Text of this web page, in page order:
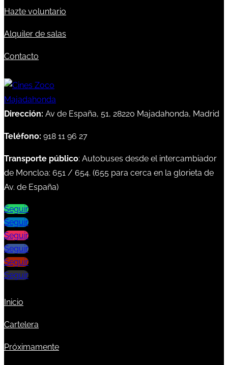
Hazte voluntario
Alquiler de salas
Contacto
Dirección: Av de España, 51, 28220 Majadahonda, Madrid
Teléfono: 918 11 96 27
Transporte público: Autobuses desde el intercambiador
de Moncloa: 651 / 654. (655 para cerca en la glorieta de
Av. de España)
Seguir
Seguir
Seguir
Seguir
Seguir
Seguir
Inicio
Cartelera
Próximamente